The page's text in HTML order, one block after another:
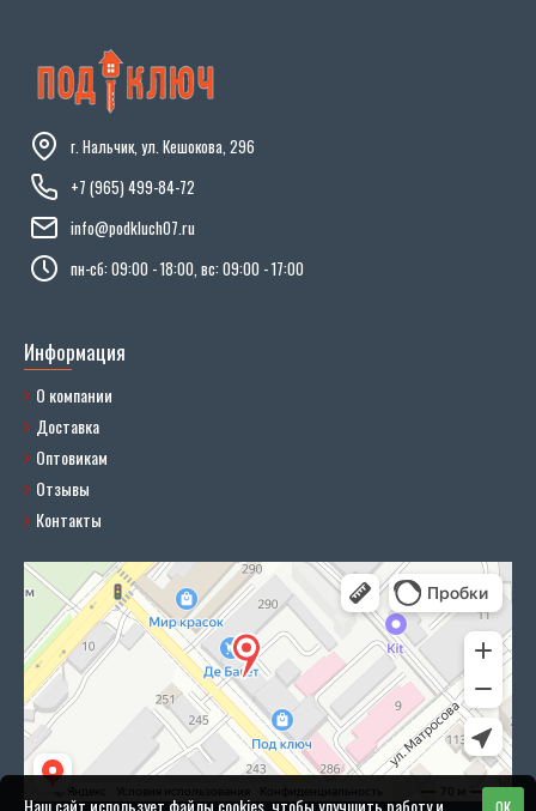
г. Нальчик, ул. Кешокова, 296
+7 (965) 499-84-72
info@podkluch07.ru
пн-сб: 09:00 - 18:00, вс: 09:00 - 17:00
Информация
О компании
Доставка
Оптовикам
Отзывы
Контакты
Наш сайт использует файлы cookies, чтобы улучшить работу и